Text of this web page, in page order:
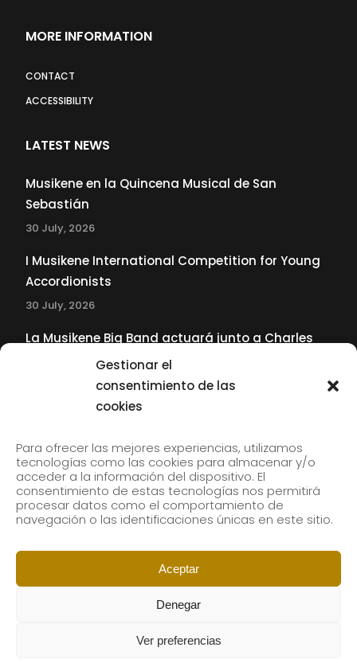
Gestionar el
consentimiento de las
cookies
Para ofrecer las mejores experiencias, utilizamos
tecnologías como las cookies para almacenar y/o
acceder a la información del dispositivo. El
consentimiento de estas tecnologías nos permitirá
procesar datos como el comportamiento de
navegación o las identificaciones únicas en este sitio.
Aceptar
Denegar
Ver preferencias
MORE INFORMATION
CONTACT
ACCESSIBILITY
LATEST NEWS
Musikene en la Quincena Musical de San
Sebastián
30 July, 2026
I Musikene International Competition for Young
Accordionists
30 July, 2026
La Musikene Big Band actuará junto a Charles
Tolliver en el 61 Jazzaldia
Subscribe to our newsletter to receive our news by
email.